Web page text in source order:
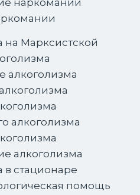
наркомании
на Марксистской
алкоголизма
алкоголизма
алкоголизма
в стационаре
помощь